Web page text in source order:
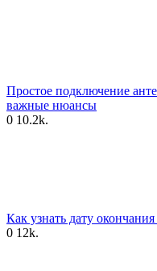
Простое подключение
важные нюансы
0 10.2k.
Как узнать дату
0 12k.